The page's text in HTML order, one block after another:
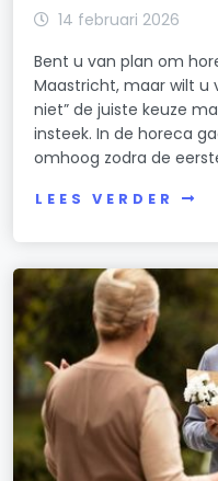
14 februari 2026
Bent u van plan om
Maastricht, maar wilt u
niet” de juiste keuze
insteek. In de horeca
omhoog zodra de
LEES VERDER